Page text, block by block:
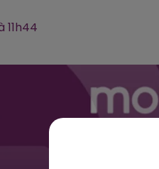
11h44